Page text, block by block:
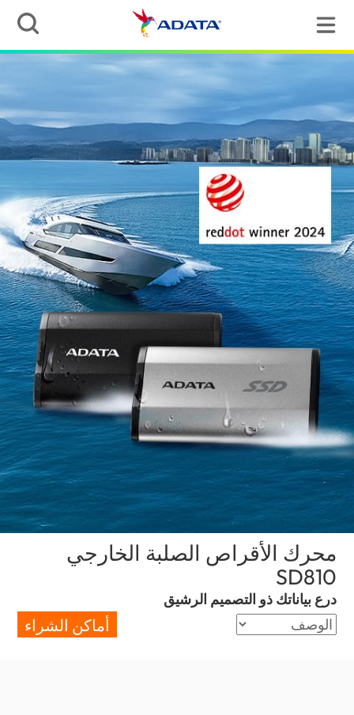
محرك الأقراص الصلبة الخارجي
SD810
درع بياناتك ذو التصميم الرشيق
أماكن الشراء